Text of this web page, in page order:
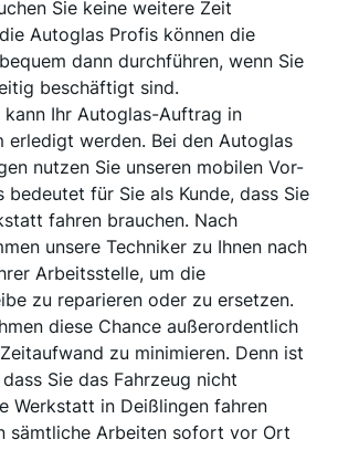
Sie keine weitere Zeit
Autoglas Profis können die
dann durchführen, wenn Sie
beschäftigt sind.
Ihr Autoglas-Auftrag in
erledigt werden. Bei den Autoglas
nutzen Sie unseren mobilen Vor-
bedeutet für Sie als Kunde, dass Sie
fahren brauchen. Nach
unsere Techniker zu Ihnen nach
Arbeitsstelle, um die
zu reparieren oder zu ersetzen.
diese Chance außerordentlich
zu minimieren. Denn ist
Sie das Fahrzeug nicht
Werkstatt in Deißlingen fahren
sämtliche Arbeiten sofort vor Ort